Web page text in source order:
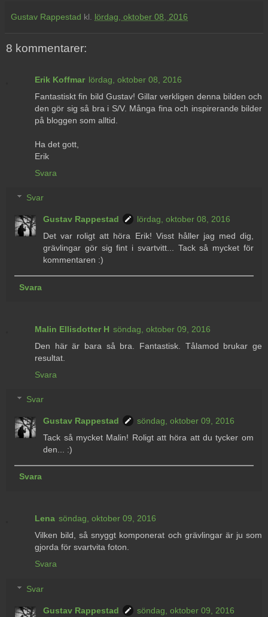
Gustav Rappestad kl. lördag, oktober 08, 2016
8 kommentarer:
Erik Koffmar lördag, oktober 08, 2016
Fantastiskt fin bild Gustav! Gillar verkligen denna bilden och
den gör sig så bra i S/V. Många fina och inspirerande bilder
på bloggen som alltid.
Ha det gott,
Erik
Svara
Svar
Gustav Rappestad
lördag, oktober 08, 2016
Det var roligt att höra Erik! Visst håller jag med dig,
grävlingar gör sig fint i svartvitt... Tack så mycket för
kommentaren :)
Svara
Malin Ellisdotter H söndag, oktober 09, 2016
Den här är bara så bra. Fantastisk. Tålamod brukar ge
resultat.
Svara
Svar
Gustav Rappestad
söndag, oktober 09, 2016
Tack så mycket Malin! Roligt att höra att du tycker om
den... :)
Svara
Lena söndag, oktober 09, 2016
Vilken bild, så snyggt komponerat och grävlingar är ju som
gjorda för svartvita foton.
Svara
Svar
Gustav Rappestad
söndag, oktober 09, 2016